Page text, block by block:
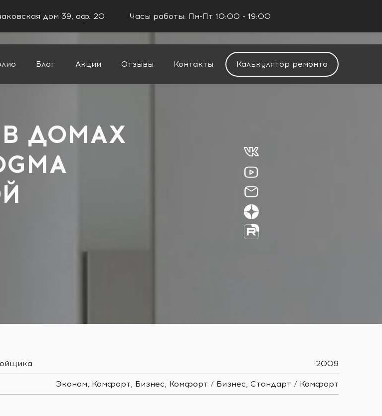
дом 39, оф. 20 Часы работы: Пн-Пт 10:00 - 19:00
Блог Акции Отзывы Контакты
Калькулятор ремонта
В ДОМАХ
2009
Эконом, Комфорт, Бизнес, Комфорт / Бизнес, Стандарт / Комфорт